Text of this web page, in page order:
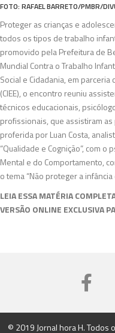
FOTO: RAFAEL BARRETO/PMBR/
Proteger as crianças e
todos os tipos de trabalho
promovido pela Prefeitura de
Mundial Contra o Trabalho
Social e Cidadania, em
(CIEE), o encontro reuniu
técnicos educacionais,
profissionais, que assistiram as
proferida por Luan Costa,
“Qualidade e Cognição”, com
Mental e do Comportamento,
o tema “Não proteger a
LEIA ESSA MATÉRIA
VERSÃO ONLINE EXCLUSIVA
© 2019 Jornal hora H.